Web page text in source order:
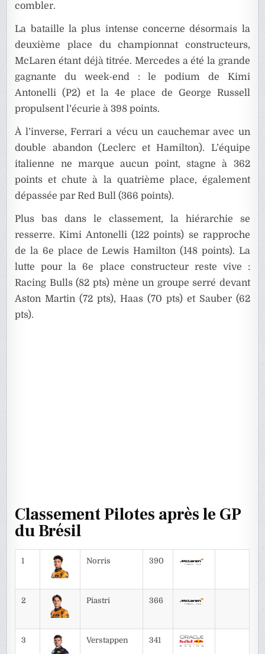
combler.
La bataille la plus intense concerne désormais la
deuxième place du championnat constructeurs,
McLaren étant déjà titrée. Mercedes a été la grande
gagnante du week-end : le podium de Kimi
Antonelli (P2) et la 4e place de George Russell
propulsent l’écurie à 398 points.
À l’inverse, Ferrari a vécu un cauchemar avec un
double abandon (Leclerc et Hamilton). L’équipe
italienne ne marque aucun point, stagne à 362
points et chute à la quatrième place, également
dépassée par Red Bull (366 points).
Plus bas dans le classement, la hiérarchie se
resserre. Kimi Antonelli (122 points) se rapproche
de la 6e place de Lewis Hamilton (148 points). La
lutte pour la 6e place constructeur reste vive :
Racing Bulls (82 pts) mène un groupe serré devant
Aston Martin (72 pts), Haas (70 pts) et Sauber (62
pts).
Classement Pilotes après le GP
du Brésil
1 Norris 390
2 Piastri 366
3 Verstappen 341